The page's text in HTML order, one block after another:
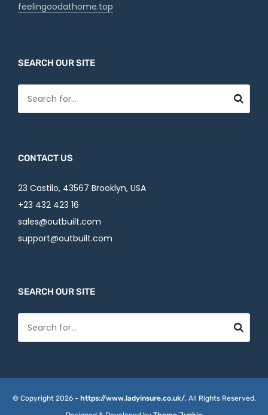
feelingoodathome.top
SEARCH OUR SITE
CONTACT US
23 Castilo, 43567 Brooklyn, USA
+23 432 423 16
sales@outbuilt.com
support@outbuilt.com
SEARCH OUR SITE
© Copyright 2026 - https://www.ladyinsure.co.uk/. All Rights Reserved.